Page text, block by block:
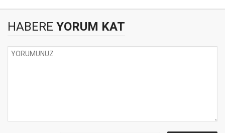
HABERE YORUM KAT